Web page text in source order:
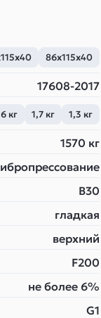
86х115х40
17608-2017
кг 1,7 кг 1,3 кг
1570 кг
B30
гладкая
верхний
F200
не более 6%
G1